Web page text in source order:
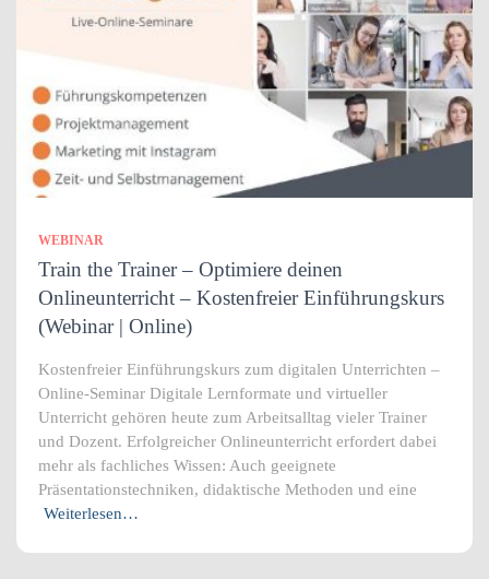
WEBINAR
Train the Trainer – Optimiere deinen
Onlineunterricht – Kostenfreier Einführungskurs
(Webinar | Online)
Kostenfreier Einführungskurs zum digitalen Unterrichten –
Online-Seminar Digitale Lernformate und virtueller
Unterricht gehören heute zum Arbeitsalltag vieler Trainer
und Dozent. Erfolgreicher Onlineunterricht erfordert dabei
mehr als fachliches Wissen: Auch geeignete
Präsentationstechniken, didaktische Methoden und eine
Weiterlesen…